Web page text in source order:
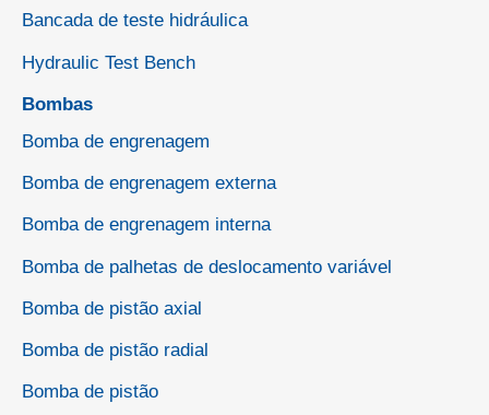
Bancada de teste hidráulica
Hydraulic Test Bench
Bombas
Bomba de engrenagem
Bomba de engrenagem externa
Bomba de engrenagem interna
Bomba de palhetas de deslocamento variável
Bomba de pistão axial
Bomba de pistão radial
Bomba de pistão